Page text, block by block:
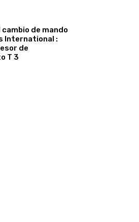
de mando
International :
de
T 3